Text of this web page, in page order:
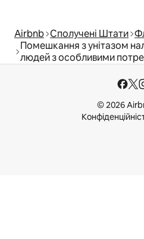
Airbnb Сполучені Штати
Помешкання з унітазом
людей з особливими
© 2026